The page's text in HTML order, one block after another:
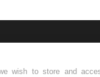
wish to store and